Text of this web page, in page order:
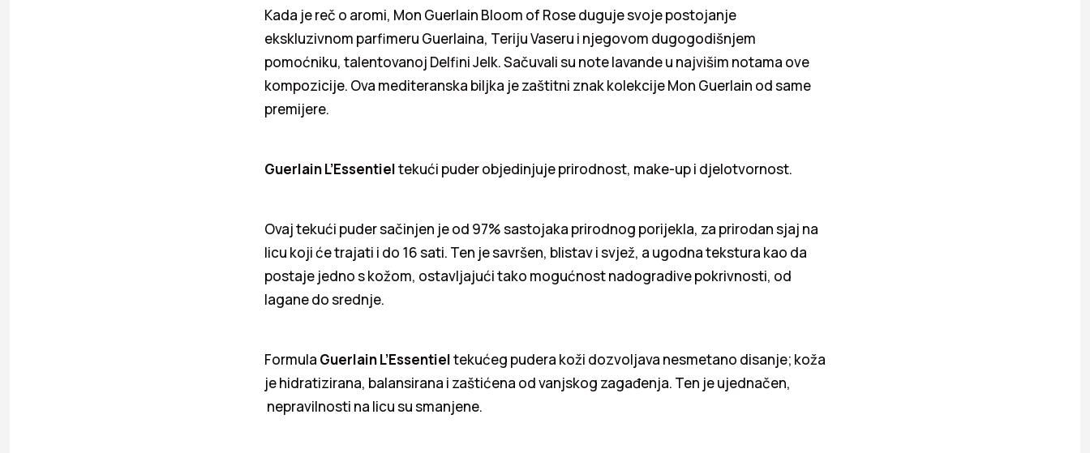
Kada je reč o aromi, Mon Guerlain Bloom of Rose duguje svoje postojanje
ekskluzivnom parfimeru Guerlaina, Teriju Vaseru i njegovom dugogodišnjem
pomoćniku, talentovanoj Delfini Jelk. Sačuvali su note lavande u najvišim notama ove
kompozicije. Ova mediteranska biljka je zaštitni znak kolekcije Mon Guerlain od same
premijere.
Guerlain L’Essentieltekući puder objedinjuje prirodnost, make-up i djelotvornost.
Ovaj tekući puder sačinjen je od 97% sastojaka prirodnog porijekla, za prirodan sjaj na
licu koji će trajati i do 16 sati. Ten je savršen, blistav i svjež, a ugodna tekstura kao da
postaje jedno s kožom, ostavljajući tako mogućnost nadogradive pokrivnosti, od
lagane do srednje.
Formula Guerlain L’Essentieltekućeg pudera koži dozvoljava nesmetano disanje; koža
je hidratizirana, balansirana i zaštićena od vanjskog zagađenja. Ten je ujednačen,
nepravilnosti na licu su smanjene.